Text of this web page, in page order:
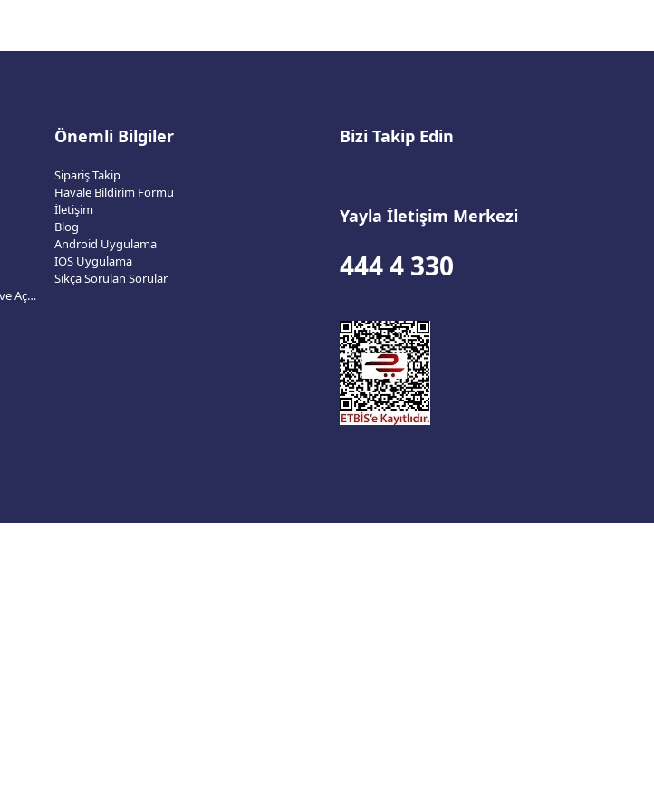
2026 Dünya Kupası Kampanya Aydınlatma ve Açık Rıza Metni
Önemli Bilgiler
Sipariş Takip
Havale Bildirim Formu
İletişim
Blog
Android Uygulama
IOS Uygulama
Sıkça Sorulan Sorular
Bizi Takip Edin
Yayla İletişim Merkezi
444 4 330